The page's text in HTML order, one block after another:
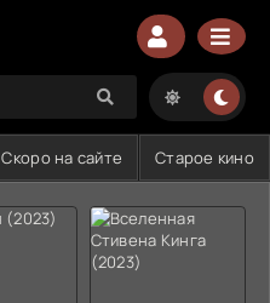
Скоро на сайте Старое кино